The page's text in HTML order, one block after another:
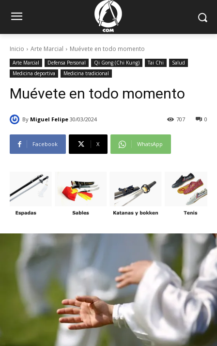
Inicio Arte Marcial Muévete en todo momento
Arte Marcial Defensa Personal Qi Gong (Chi Kung) Tai Chi
Salud
Medicina deportiva
Medicina tradicional
Muévete en todo momento
By Miguel Felipe 30/03/2024 0
707
Facebook X WhatsApp